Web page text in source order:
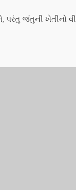
જંતુની ખેતીનો